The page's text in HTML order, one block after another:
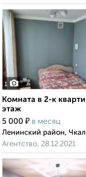
1
Комната в 2-к
этаж
5 000 ₽ в месяц
Ленинский район,
Агентство, 28.12.2021